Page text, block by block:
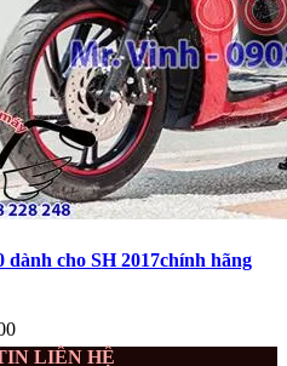
dành cho SH 2017chính hãng
LIÊN HỆ